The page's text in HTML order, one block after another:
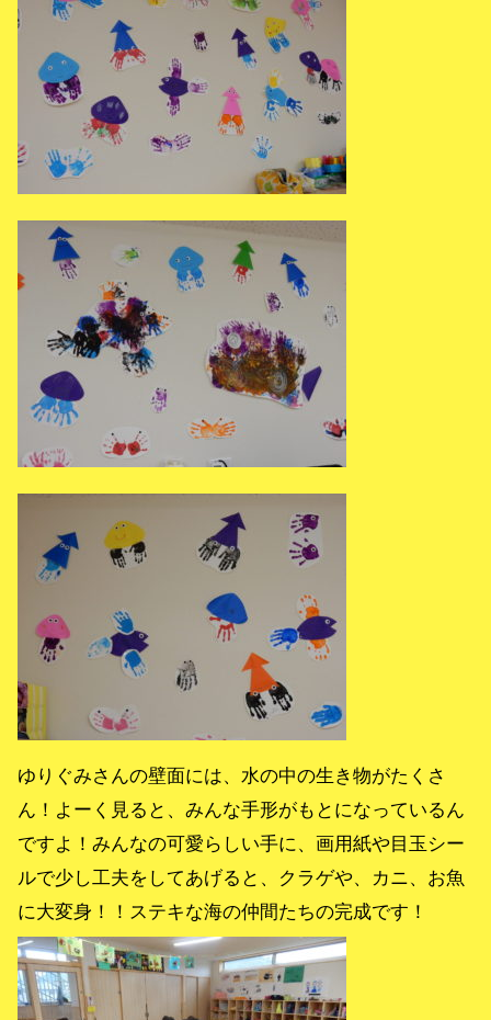
ゆりぐみさんの壁面には、水の中の生き物がたくさ
ん！よーく見ると、みんな手形がもとになっているん
ですよ！みんなの可愛らしい手に、画用紙や目玉シー
ルで少し工夫をしてあげると、クラゲや、カニ、お魚
に大変身！！ステキな海の仲間たちの完成です！